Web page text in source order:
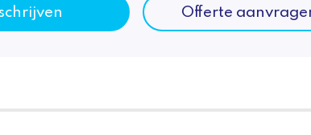
Offerte